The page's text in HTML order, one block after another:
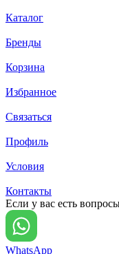
Каталог
Бренды
Корзина
Избранное
Связаться
Профиль
Условия
Контакты
Если у вас есть
WhatsApp